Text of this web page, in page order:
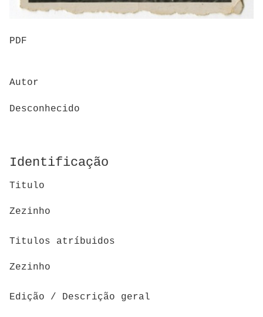
PDF
Autor
Desconhecido
Identificação
Titulo
Zezinho
Titulos atríbuidos
Zezinho
Edição / Descrição geral